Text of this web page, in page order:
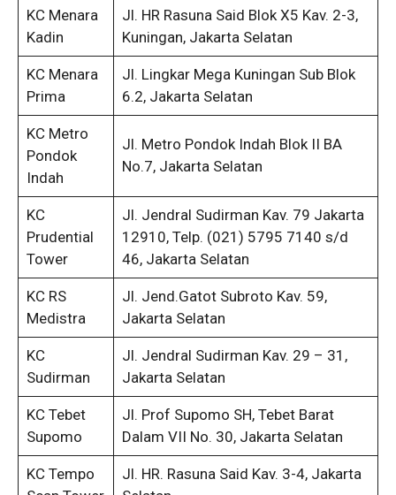
KC Menara
Kadin
Jl. HR Rasuna Said Blok X5 Kav. 2-3,
Kuningan, Jakarta Selatan
KC Menara
Prima
Jl. Lingkar Mega Kuningan Sub Blok
6.2, Jakarta Selatan
KC Metro
Pondok
Indah
Jl. Metro Pondok Indah Blok II BA
No.7, Jakarta Selatan
KC
Prudential
Tower
Jl. Jendral Sudirman Kav. 79 Jakarta
12910, Telp. (021) 5795 7140 s/d
46, Jakarta Selatan
KC RS
Medistra
Jl. Jend.Gatot Subroto Kav. 59,
Jakarta Selatan
KC
Sudirman
Jl. Jendral Sudirman Kav. 29 – 31,
Jakarta Selatan
KC Tebet
Supomo
Jl. Prof Supomo SH, Tebet Barat
Dalam VII No. 30, Jakarta Selatan
KC Tempo
Jl. HR. Rasuna Said Kav. 3-4, Jakarta